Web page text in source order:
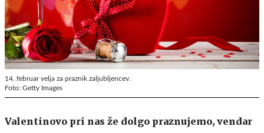
14. februar velja za praznik zaljubljencev.
Foto: Getty Images
Valentinovo pri nas že dolgo praznujemo, vendar